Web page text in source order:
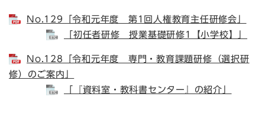
No.129「令和元年度 第1回人権教育主任研修会」
「初任者研修 授業基礎研修1【小学校】」
No.128「令和元年度 専門・教育課題研修（選択研
修）のご案内」
「『資料室・教科書センター』の紹介」